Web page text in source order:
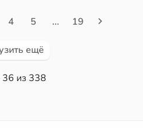
4 5 ... 19
ещё
из 338